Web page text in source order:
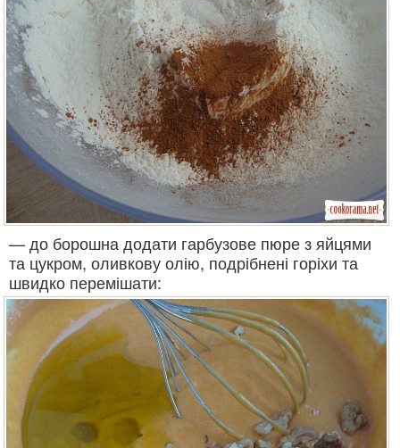
— до борошна додати гарбузове пюре з яйцями
та цукром, оливкову олію, подрібнені горіхи та
швидко перемішати: